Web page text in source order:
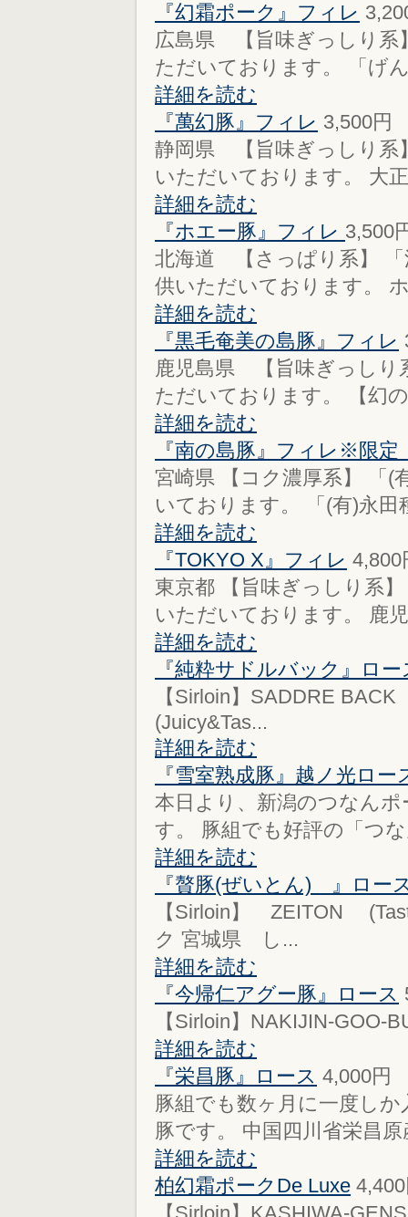
『幻霜ポーク』フィレ
広島県 【旨味ぎっしり系
ただいております。 「げ
詳細を読む
『萬幻豚』フィレ 3,500円
静岡県 【旨味ぎっしり
いただいております。 大
詳細を読む
『ホエー豚』フィレ 3,500
北海道 【さっぱり系】 「
供いただいております。
詳細を読む
『黒毛奄美の島豚』フィレ
鹿児島県 【旨味ぎっし
ただいております。 【幻
詳細を読む
『南の島豚』フィレ※限
宮崎県 【コク濃厚系】 「(
いております。 「(有)永田
詳細を読む
『TOKYO X』フィレ 4,800
東京都 【旨味ぎっしり系
いただいております。 鹿
詳細を読む
『純粋サドルバック』ロー
【Sirloin】SADDRE
(Juicy&Tas...
詳細を読む
『雪室熟成豚』越ノ光ロー
本日より、新潟のつなん
す。 豚組でも好評の「つ
詳細を読む
『贅豚(ぜいとん) 』ロー
【Sirloin】 ZEITON
ク 宮城県 し...
詳細を読む
『今帰仁アグー豚』ロース
【Sirloin】NAKIJIN-GOO-
詳細を読む
『栄昌豚』ロース 4,000
豚組でも数ヶ月に一度し
豚です。 中国四川省栄昌
詳細を読む
柏幻霜ポークDe Luxe